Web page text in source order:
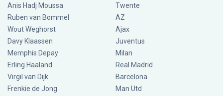
Anis Hadj Moussa
Ruben van Bommel
Wout Weghorst
Davy Klaassen
Memphis Depay
Erling Haaland
Virgil van Dijk
Frenkie de Jong
Twente
AZ
Ajax
Juventus
Milan
Real Madrid
Barcelona
Man Utd